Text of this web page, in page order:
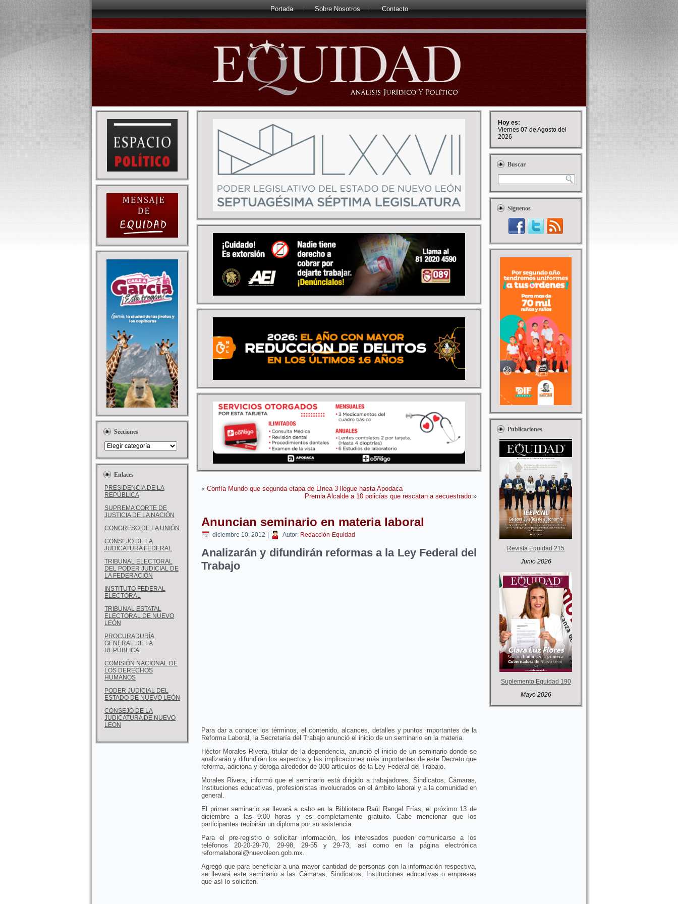
Portada Sobre Nosotros Contacto
Secciones
Enlaces
PRESIDENCIA DE LA
REPÚBLICA
SUPREMA CORTE DE
JUSTICIA DE LA NACIÓN
CONGRESO DE LA UNIÓN
CONSEJO DE LA
JUDICATURA FEDERAL
TRIBUNAL ELECTORAL
DEL PODER JUDICIAL DE
LA FEDERACIÓN
INSTITUTO FEDERAL
ELECTORAL
TRIBUNAL ESTATAL
ELECTORAL DE NUEVO
LEÓN
PROCURADURÍA
GENERAL DE LA
REPÚBLICA
COMISIÓN NACIONAL DE
LOS DERECHOS
HUMANOS
PODER JUDICIAL DEL
ESTADO DE NUEVO LEÓN
CONSEJO DE LA
JUDICATURA DE NUEVO
LEON
« Confía Mundo que segunda etapa de Línea 3 llegue hasta Apodaca
Premia Alcalde a 10 policías que rescatan a secuestrado »
Anuncian seminario en materia laboral
diciembre 10, 2012 Autor: Redacción-Equidad
Analizarán y difundirán reformas a la Ley Federal del
Trabajo
Para dar a conocer los términos, el contenido, alcances, detalles y puntos importantes de la
Reforma Laboral, la Secretaría del Trabajo anunció el inicio de un seminario en la materia.
Héctor Morales Rivera, titular de la dependencia, anunció el inicio de un seminario donde se
analizarán y difundirán los aspectos y las implicaciones más importantes de este Decreto que
reforma, adiciona y deroga alrededor de 300 artículos de la Ley Federal del Trabajo.
Morales Rivera, informó que el seminario está dirigido a trabajadores, Sindicatos, Cámaras,
Instituciones educativas, profesionistas involucrados en el ámbito laboral y a la comunidad en
general.
El primer seminario se llevará a cabo en la Biblioteca Raúl Rangel Frías, el próximo 13 de
diciembre a las 9:00 horas y es completamente gratuito. Cabe mencionar que los
participantes recibirán un diploma por su asistencia.
Para el pre-registro o solicitar información, los interesados pueden comunicarse a los
teléfonos 20-20-29-70, 29-98, 29-55 y 29-73, así como en la página electrónica
reformalaboral@nuevoleon.gob.mx.
Agregó que para beneficiar a una mayor cantidad de personas con la información respectiva,
se llevará este seminario a las Cámaras, Sindicatos, Instituciones educativas o empresas
que así lo soliciten.
Hoy es:
Viernes 07 de Agosto del
2026
Buscar
Síguenos
Publicaciones
Revista Equidad 215
Junio 2026
Suplemento Equidad 190
Mayo 2026